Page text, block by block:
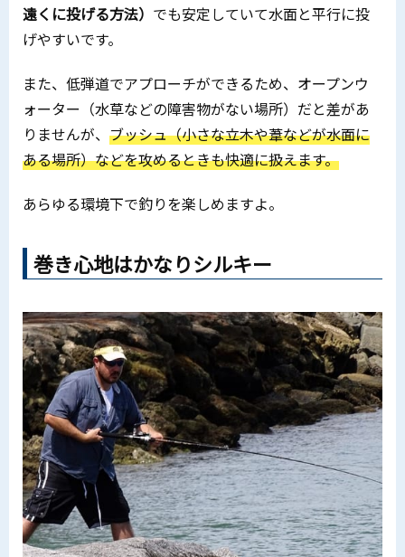
遠くに投げる方法） でも安定していて水面と平行に投
げやすいです。
また、低弾道でアプローチができるため、オープンウ
ォーター（水草などの障害物がない場所）だと差があ
りませんが、 ブッシュ（小さな立木や葦などが水面に
ある場所）などを攻めるときも快適に扱えます。
あらゆる環境下で釣りを楽しめますよ。
巻き心地はかなりシルキー